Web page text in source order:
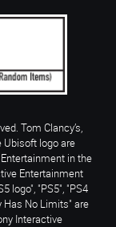
Tom Clancy’s,
Ubisoft logo are
in the
Entertainment
logo", "PS5", "PS4
Has No Limits" are
Interactive